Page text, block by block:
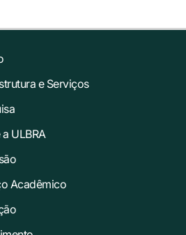
e Serviços
ULBRA
Acadêmico